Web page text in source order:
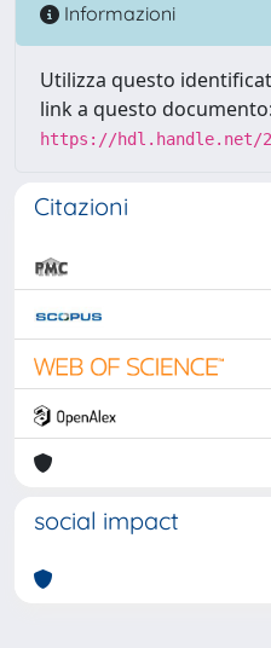
Informazioni
Utilizza questo
link a questo documento:
https://hdl.handle.net/
Citazioni
social impact